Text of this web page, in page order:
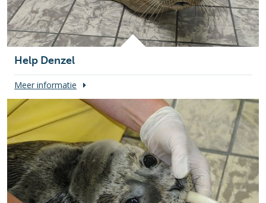
Help Denzel
Meer informatie